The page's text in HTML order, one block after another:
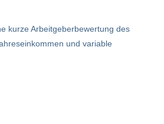
kurze Arbeitgeberbewertung des
und variable